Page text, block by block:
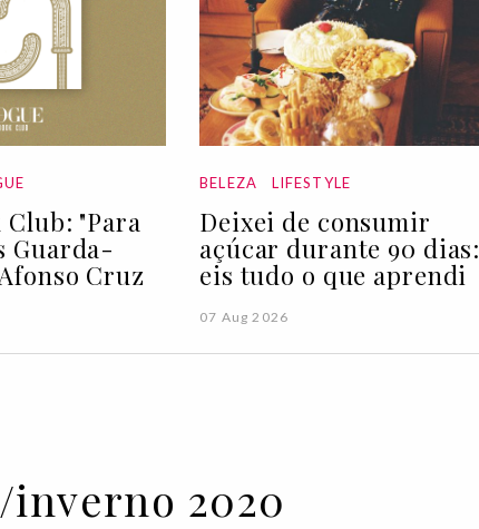
Club: "Para
Guarda-
Cruz
BELEZA LIFESTYLE
Deixei de consumir
açúcar durante 90 dias:
eis tudo o que aprendi
07 Aug 2026
2020